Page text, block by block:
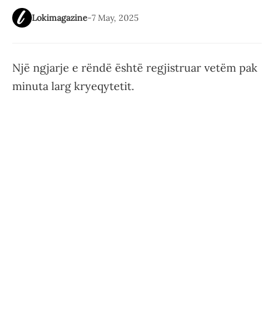
Lokimagazine-7 May, 2025
Një ngjarje e rëndë është regjistruar vetëm pak
minuta larg kryeqytetit.